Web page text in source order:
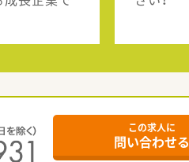
この求人に
問い合わせる